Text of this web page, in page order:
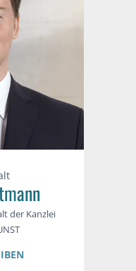
der Kanzlei